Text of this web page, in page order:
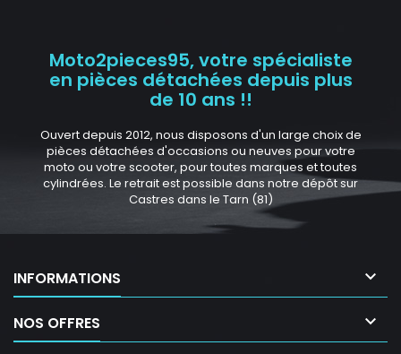
Moto2pieces95, votre spécialiste
en pièces détachées depuis plus
de 10 ans !!
Ouvert depuis 2012, nous disposons d'un large choix de
pièces détachées d'occasions ou neuves pour votre
moto ou votre scooter, pour toutes marques et toutes
cylindrées. Le retrait est possible dans notre dépôt sur
Castres dans le Tarn (81)
INFORMATIONS 
NOS OFFRES 